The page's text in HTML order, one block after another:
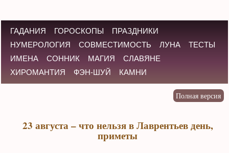
ГАДАНИЯ ГОРОСКОПЫ
ПРАЗДНИКИ
НУМЕРОЛОГИЯ
СОВМЕСТИМОСТЬ ЛУНА
ТЕСТЫ
ИМЕНА
СОННИК МАГИЯ
СЛАВЯНЕ
ХИРОМАНТИЯ
ФЭН-ШУЙ КАМНИ
23 августа – что нельзя в Лаврентьев день,
приметы